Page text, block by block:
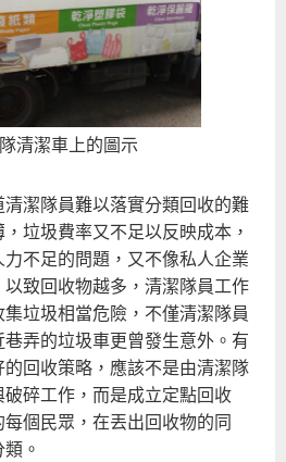
清潔車上的圖示
潔隊員難以落實分類回收的難
垃圾費率又不足以反映成本，
不足的問題，又不像私人企業
致回收物越多，清潔隊員工作
垃圾相當危險，不僅清潔隊員
弄的垃圾車更曾發生意外。有
回收策略，應該不是由清潔隊
碎工作，而是成立定點回收
個民眾，在丟出回收物的同
。